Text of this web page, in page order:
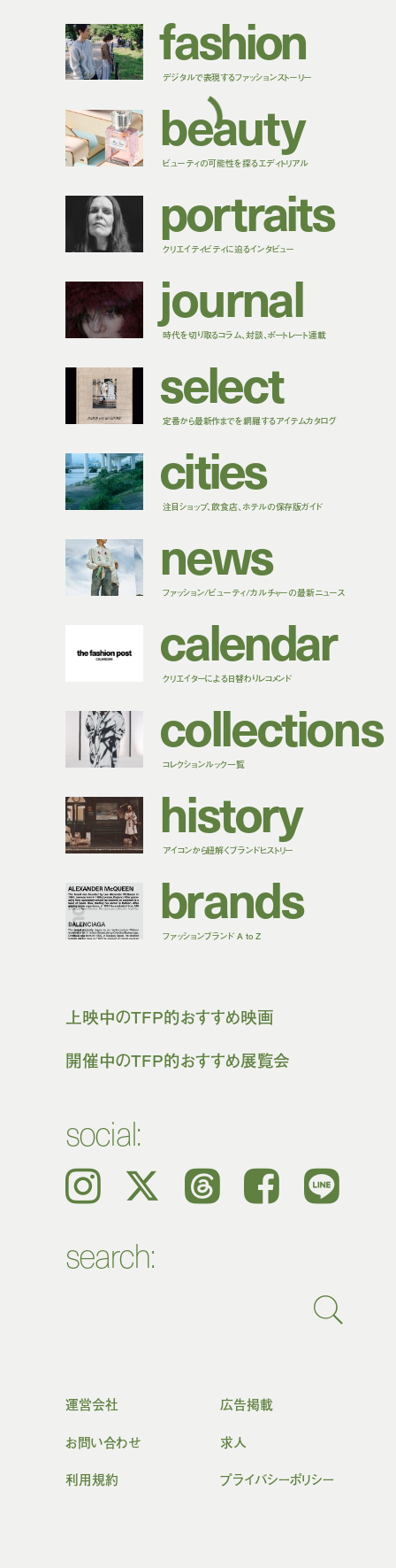
fashion
デジタルで表現するファッションストーリー
beauty
ビューティの可能性を探るエディトリアル
portraits
クリエイティビティに迫るインタビュー
journal
時代を切り取るコラム、対談、ポートレート連載
select
定番から最新作までを網羅するアイテムカタログ
cities
注目ショップ、飲食店、ホテルの保存版ガイド
news
ファッション/ビューティ/カルチャーの最新ニュース
calendar
クリエイターによる日替わりレコメンド
collections
コレクションルック一覧
history
アイコンから紐解くブランドヒストリー
brands
ファッションブランド A to Z
上映中のTFP的おすすめ映画
開催中のTFP的おすすめ展覧会
social:
Instagram 𝕏 Threads Facebook LINE
search:
運営会社
広告掲載
お問い合わせ
求人
利用規約
プライバシーポリシー